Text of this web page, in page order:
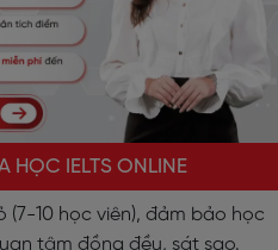
HỌC IELTS ONLINE
(7-10 học viên), đảm bảo học
tâm đồng đều, sát sao.